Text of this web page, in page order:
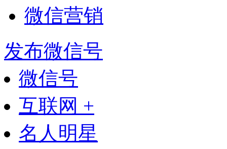
微信营销
发布微信号
微信号
互联网 +
名人明星